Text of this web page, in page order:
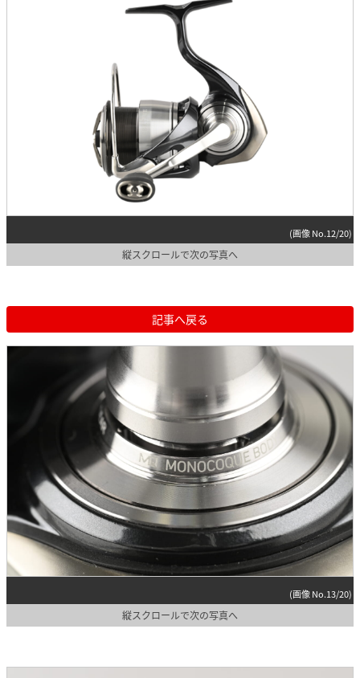
(画像 No.12/20)
縦スクロールで次の写真へ
記事へ戻る
(画像 No.13/20)
縦スクロールで次の写真へ